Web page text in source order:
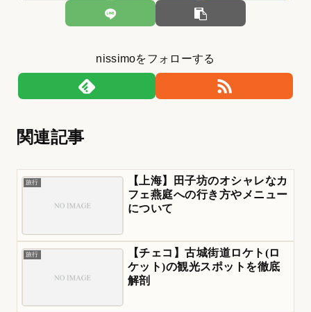
nissimoをフォローする
関連記事
旅行
【上海】田子坊のオシャレなカ
フェ燕庭への行き方やメニュー
について
旅行
【チェコ】古城街道ロケト(ロ
ケット)の観光スポットを徹底
解剖